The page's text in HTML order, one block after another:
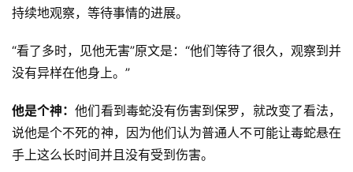
首
页
主
日
崇
持续地观察，等待事情的进展。
“看了多时，见他无害”原文是：“他们等待了很久，观察到并
没有异样在他身上。”
他是个神：他们看到毒蛇没有伤害到保罗，就改变了看法，
说他是个不死的神，因为他们认为普通人不可能让毒蛇悬在
手上这么长时间并且没有受到伤害。